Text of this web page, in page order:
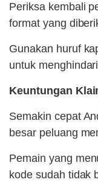
Periksa kembali
format yang
Gunakan huruf
untuk
Keuntungan
Semakin cepat
besar peluang
Pemain yang
kode sudah tidak